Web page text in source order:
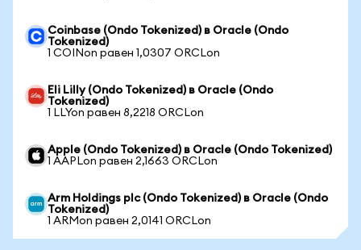
Coinbase (Ondo Tokenized) в Oracle (Ondo
Tokenized)
1 COINon равен 1,0307 ORCLon
Eli Lilly (Ondo Tokenized) в Oracle (Ondo
Tokenized)
1 LLYon равен 8,2218 ORCLon
Apple (Ondo Tokenized) в Oracle (Ondo Tokenized)
1 AAPLon равен 2,1663 ORCLon
Arm Holdings plc (Ondo Tokenized) в Oracle (Ondo
Tokenized)
1 ARMon равен 2,0141 ORCLon